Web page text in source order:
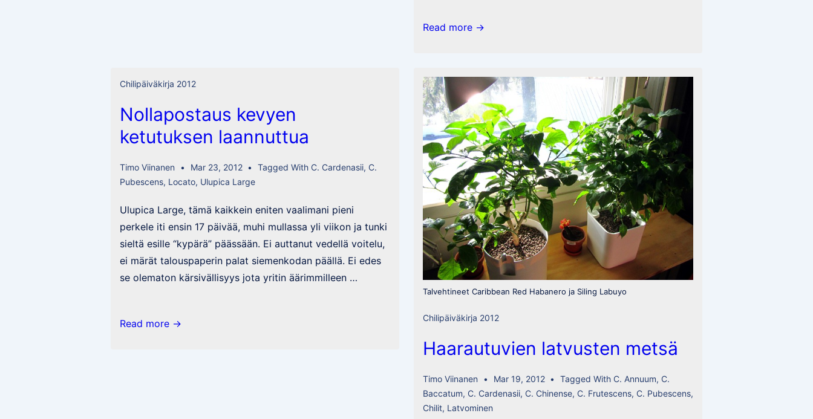
Niin
alkaa
taas…
Read more →
Chilipäiväkirja 2012
Nollapostaus kevyen
ketutuksen laannuttua
Timo Viinanen Mar 23, 2012 Tagged With C. Cardenasii, C.
Pubescens, Locato, Ulupica Large
Ulupica Large, tämä kaikkein eniten vaalimani pieni
perkele iti ensin 17 päivää, muhi mullassa yli viikon ja tunki
sieltä esille “kypärä” päässään. Ei auttanut vedellä voitelu,
ei märät talouspaperin palat siemenkodan päällä. Ei edes
se olematon kärsivällisyys jota yritin äärimmilleen …
Nollapostaus
Read more →
Talvehtineet Caribbean Red Habanero ja Siling Labuyo
Chilipäiväkirja 2012
Haarautuvien latvusten metsä
Timo Viinanen Mar 19, 2012 Tagged With C. Annuum, C.
Baccatum, C. Cardenasii, C. Chinense, C. Frutescens, C. Pubescens,
Chilit, Latvominen